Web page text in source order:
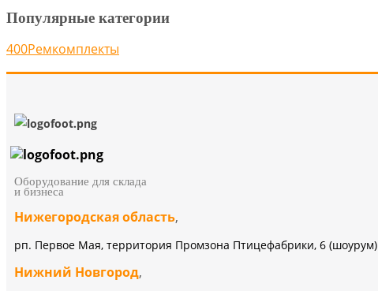
Популярные категории
400Ремкомплекты
Оборудование для склада
и бизнеса
Нижегородская область,
рп. Первое Мая, территория Промзона Птицефабрики, 6 (шоурум)
Нижний Новгород,